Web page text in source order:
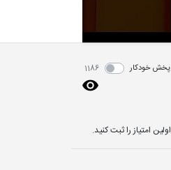
پخش خودکار 1186
اولین امتیاز را ثبت کنید.